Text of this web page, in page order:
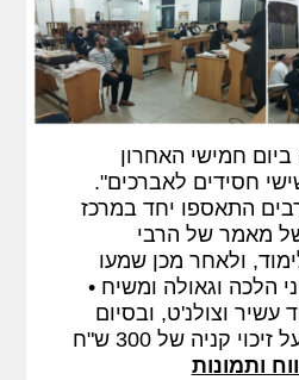
חמישי האחרון
חסידים לאברכים".
התאספו יחד במרכז
מאמר של הרבי
ולאחר מכן שמעו
הלכה וגאולה ומשיח •
עשיר וצולנ'ט, ובסיום
הערב נערכה הגרלה על זיכוי קניה של 300 ש"ח
ותמונות